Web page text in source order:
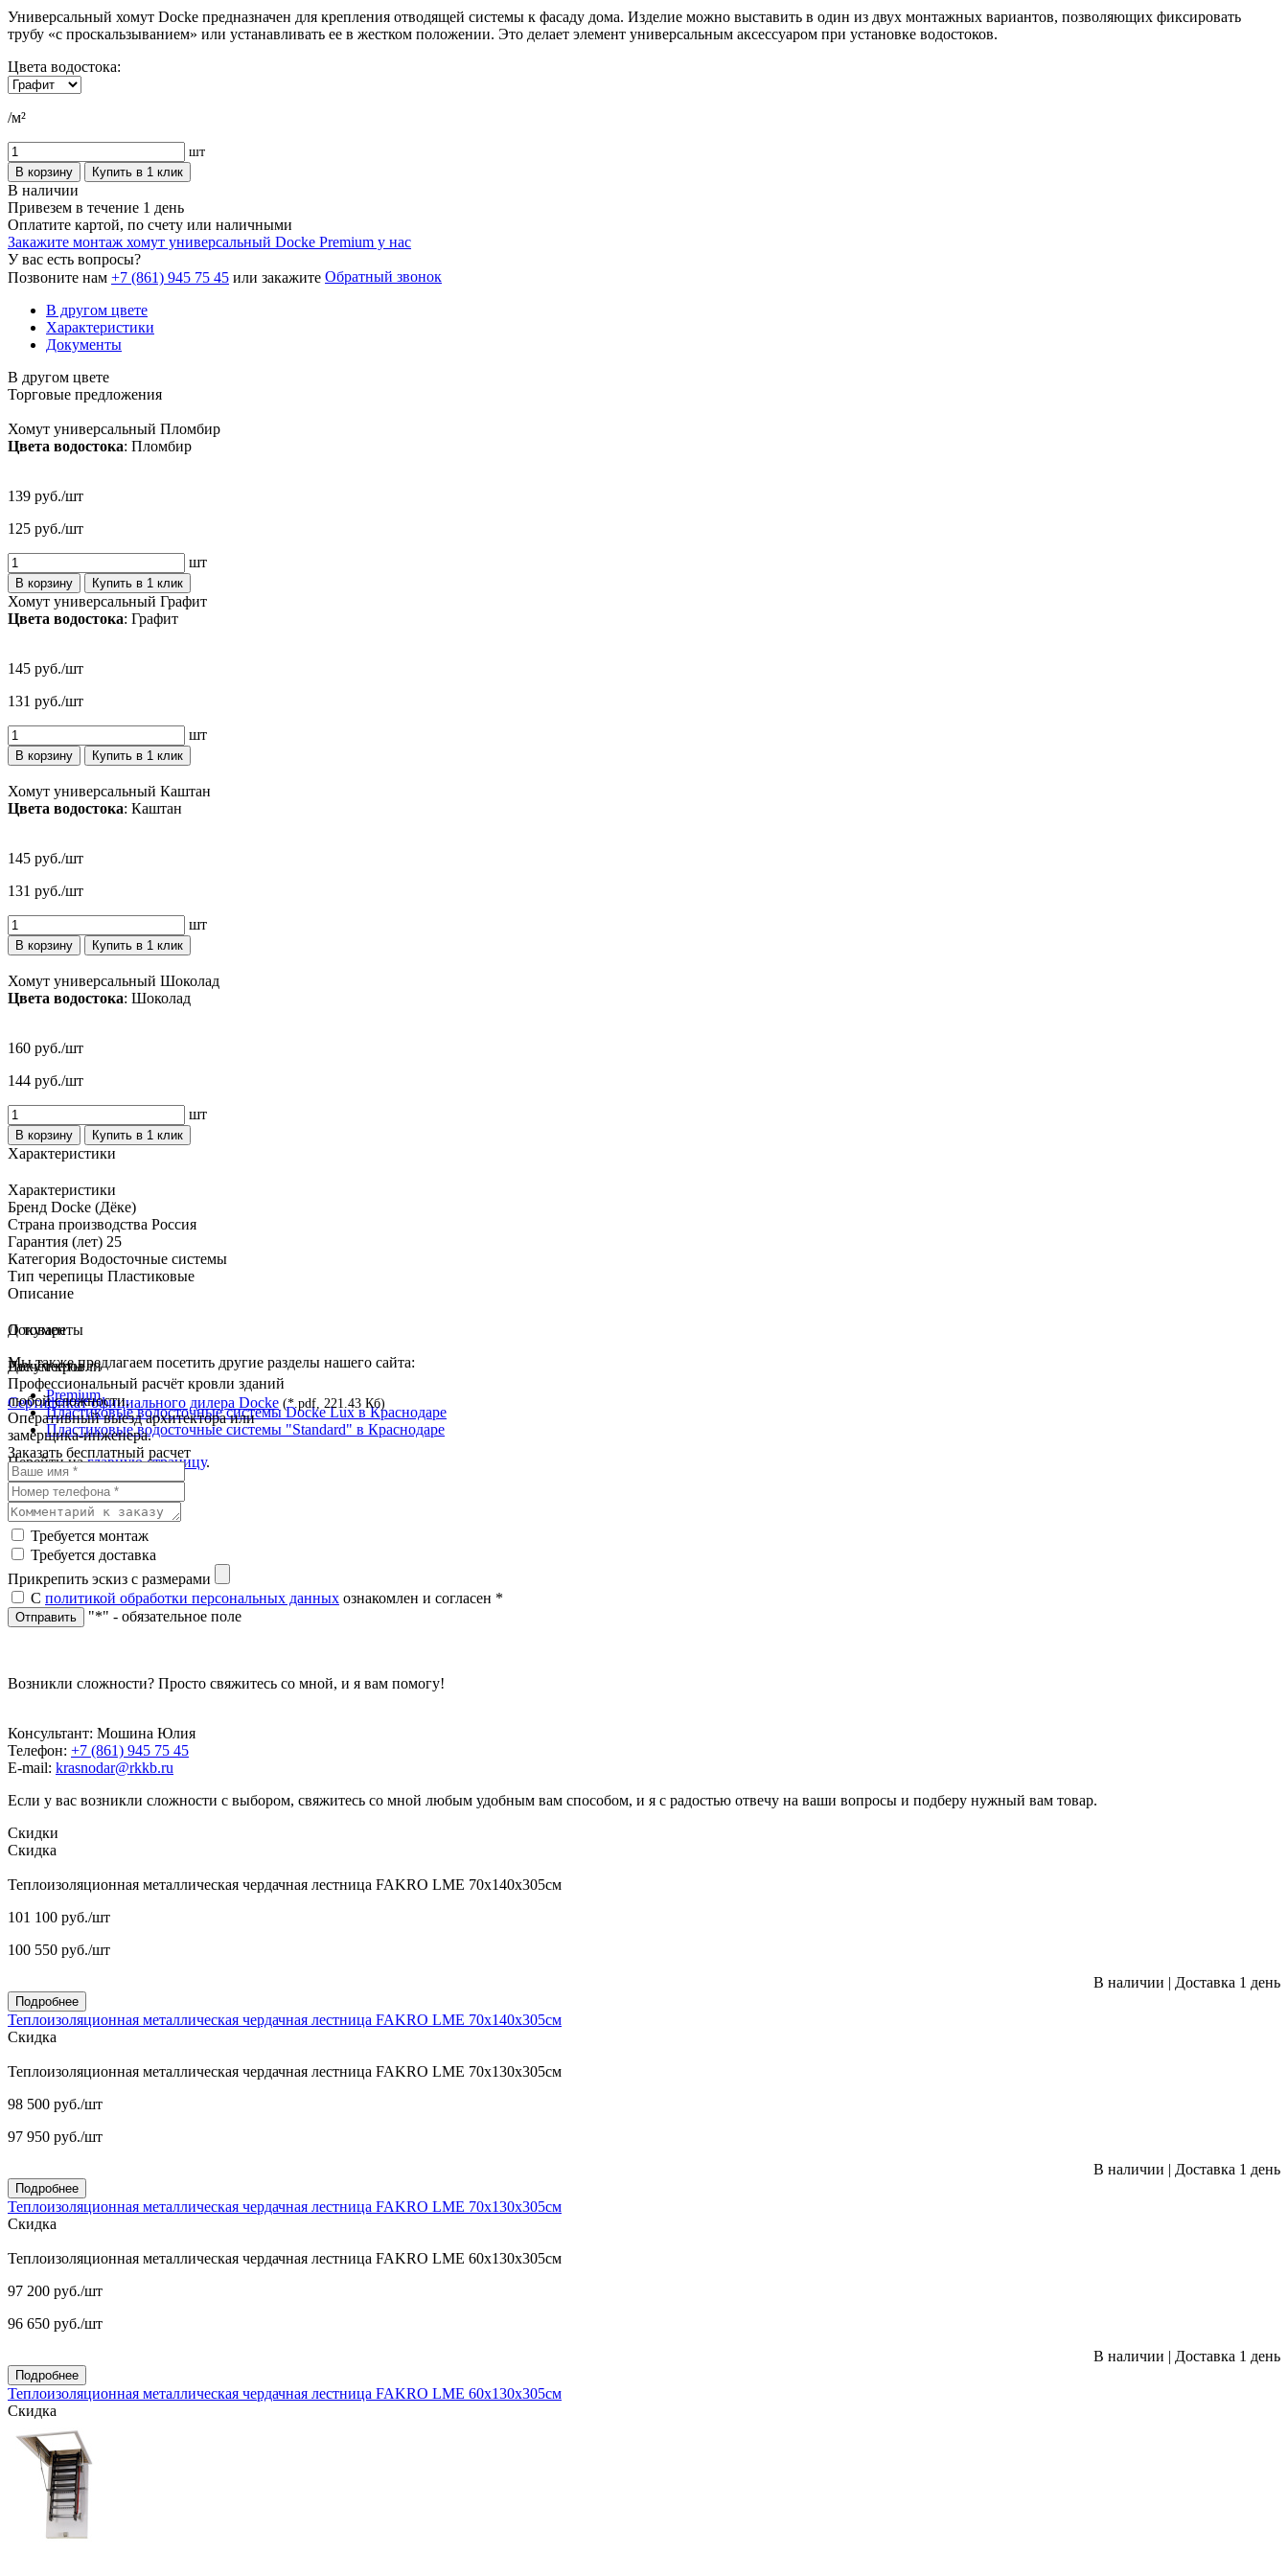
Универсальный хомут Docke предназначен для крепления отводящей системы к фасаду дома. Изделие можно выставить в один из двух монтажных вариантов, позволяющих фиксировать
трубу «с проскальзыванием» или устанавливать ее в жестком положении. Это делает элемент универсальным аксессуаром при установке водостоков.
Цвета водостока:
/м²
шт
В корзину
Купить в 1 клик
В наличии
Привезем в течение 1 день
Оплатите картой, по счету или наличными
Закажите монтаж хомут универсальный Docke Premium у нас
У вас есть вопросы?
Позвоните нам +7 (861) 945 75 45 или закажите Обратный звонок
В другом цвете
Характеристики
Документы
В другом цвете
Торговые предложения
Хомут универсальный Пломбир
Цвета водостока: Пломбир
139 руб./шт
125 руб./шт
шт
В корзину Купить в 1 клик
Хомут универсальный Графит
Цвета водостока: Графит
145 руб./шт
131 руб./шт
шт
В корзину Купить в 1 клик
Хомут универсальный Каштан
Цвета водостока: Каштан
145 руб./шт
131 руб./шт
шт
В корзину Купить в 1 клик
Хомут универсальный Шоколад
Цвета водостока: Шоколад
160 руб./шт
144 руб./шт
шт
В корзину Купить в 1 клик
Характеристики
Характеристики
Бренд Docke (Дёке)
Страна производства Россия
Гарантия (лет) 25
Категория Водосточные системы
Тип черепицы Пластиковые
Описание
О товаре
Мы также предлагаем посетить другие разделы нашего сайта:
Premium
Пластиковые водосточные системы Docke Lux в Краснодаре
Пластиковые водосточные системы "Standard" в Краснодаре
Перейти наглавную страницу.
Документы
Документы
Сертификат официального дилера Docke (*.pdf, 221.43 Кб)
Расчёт кровли
Профессиональный расчёт кровли зданий
любой сложности.
Оперативный выезд архитектора или
замерщика-инженера.
Заказать бесплатный расчет
Требуется монтаж
Требуется доставка
Прикрепить эскиз с размерами
С политикой обработки персональных данных ознакомлен и согласен *
Отправить "*" - обязательное поле
Возникли сложности? Просто свяжитесь со мной, и я вам помогу!
Консультант: Мошина Юлия
Телефон: +7 (861) 945 75 45
E-mail: krasnodar@rkkb.ru
Если у вас возникли сложности с выбором, свяжитесь со мной любым удобным вам способом, и я с радостью отвечу на ваши вопросы и подберу нужный вам товар.
Скидки
Скидка
Теплоизоляционная металлическая чердачная лестница FAKRO LME 70х140х305см
101 100 руб./шт
100 550 руб./шт
В наличии | Доставка 1 день
Подробнее
Теплоизоляционная металлическая чердачная лестница FAKRO LME 70х140х305см
Скидка
Теплоизоляционная металлическая чердачная лестница FAKRO LME 70х130х305см
98 500 руб./шт
97 950 руб./шт
В наличии | Доставка 1 день
Подробнее
Теплоизоляционная металлическая чердачная лестница FAKRO LME 70х130х305см
Скидка
Теплоизоляционная металлическая чердачная лестница FAKRO LME 60х130х305см
97 200 руб./шт
96 650 руб./шт
В наличии | Доставка 1 день
Подробнее
Теплоизоляционная металлическая чердачная лестница FAKRO LME 60х130х305см
Скидка